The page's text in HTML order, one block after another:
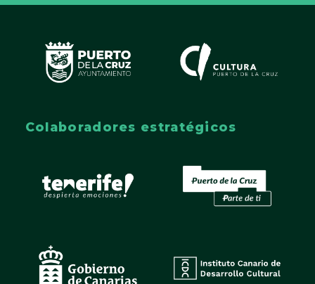
Colaboradores estratégicos